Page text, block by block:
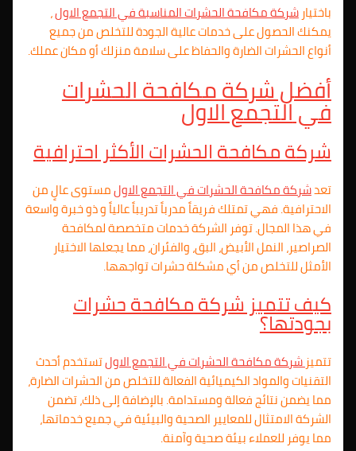
باختيارشركة مكافحة الحشرات المناسبة فيالتجمع الاول،
يمكنك الحصول على خدمات عالية الجودة للتخلص من جميع
أنواع الحشرات الضارة والحفاظ على سلامة منزلك أو مكان عملك.
أفضل شركة مكافحة الحشرات
فيالتجمع الاول
شركة مكافحة الحشرات الأكثر احترافية
تعدشركة مكافحة الحشرات فيالتجمع الاولمستوى عالٍ من
الاحترافية. فهي تمتلك فريقاً مدرباً تدريباً عالياً و ذو خبرة واسعة
في هذا المجال. توفر الشركة خدمات متخصصة لمكافحة
الصراصير، النمل الأبيض، البق، والفئران، مما يجعلها الاختيار
الأمثل للتخلص من أي مشكلة حشرات تواجهها.
كيف تتميز شركة مكافحة حشرات
بجودتها؟
تتميزشركة مكافحة الحشرات فيالتجمع الاولتستخدم أحدث
التقنيات والمواد الكيميائية الفعالة للتخلص من الحشرات الضارة،
مما يضمن نتائج فعالة ومستدامة. بالإضافة إلى ذلك، تضمن
الشركة الامتثال للمعايير الصحية والبيئية في جميع خدماتها،
مما يوفر للعملاء بيئة صحية وآمنة.